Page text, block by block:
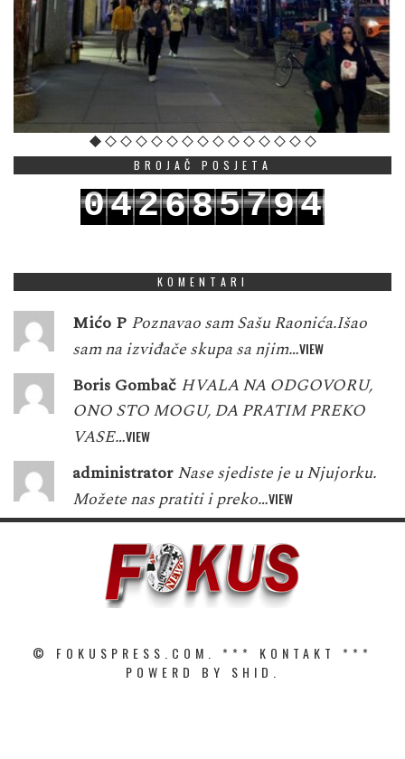
BROJAČ POSJETA
042685794
KOMENTARI
Mićo P Poznavao sam Sašu Raonića.Išao
sam na izviđače skupa sa njim…VIEW
Boris Gombač HVALA NA ODGOVORU,
ONO STO MOGU, DA PRATIM PREKO
VASE…VIEW
administrator Nase sjediste je u Njujorku.
Možete nas pratiti i preko…VIEW
© FOKUSPRESS.COM. *** KONTAKT
***
POWERD BY SHID.